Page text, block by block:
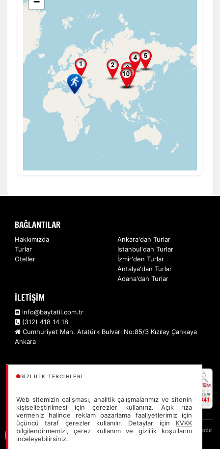
GIZLILIK TERCIHLERI
Web sitemizin çalışması, analitik çalışmalarımız ve sitenin
kişiselleştirilmesi için çerezler kullanırız. Açık rıza
vermeniz halinde reklam pazarlama faaliyetlerimiz için
üçüncü taraf çerezler kullanılır. Detaylar için KVKK
bilgilendirmemizi,çerez kullanımve gizlilik koşullarını
inceleyebilirsiniz.
BAĞLANTILAR
Hakkımızda
Turlar
Oteller
Ankara'dan Turlar
İstanbul'dan Turlar
İzmir'den Turlar
Antalya'dan Turlar
Adana'dan Turlar
İLETİŞİM
info@baytatil.com.tr
(312) 418 14 18
Cumhuriyet Mah. Atatürk Bulvarı No:85/3 Kızılay Çankaya
Ankara
Sitemizde anılan tüm fiyatlar, geçerli kartlar ile tek ödemede, en ucuz başlangıç fiyatlardır
ve yeterli kontenjan olması durumunda geçerlidir.